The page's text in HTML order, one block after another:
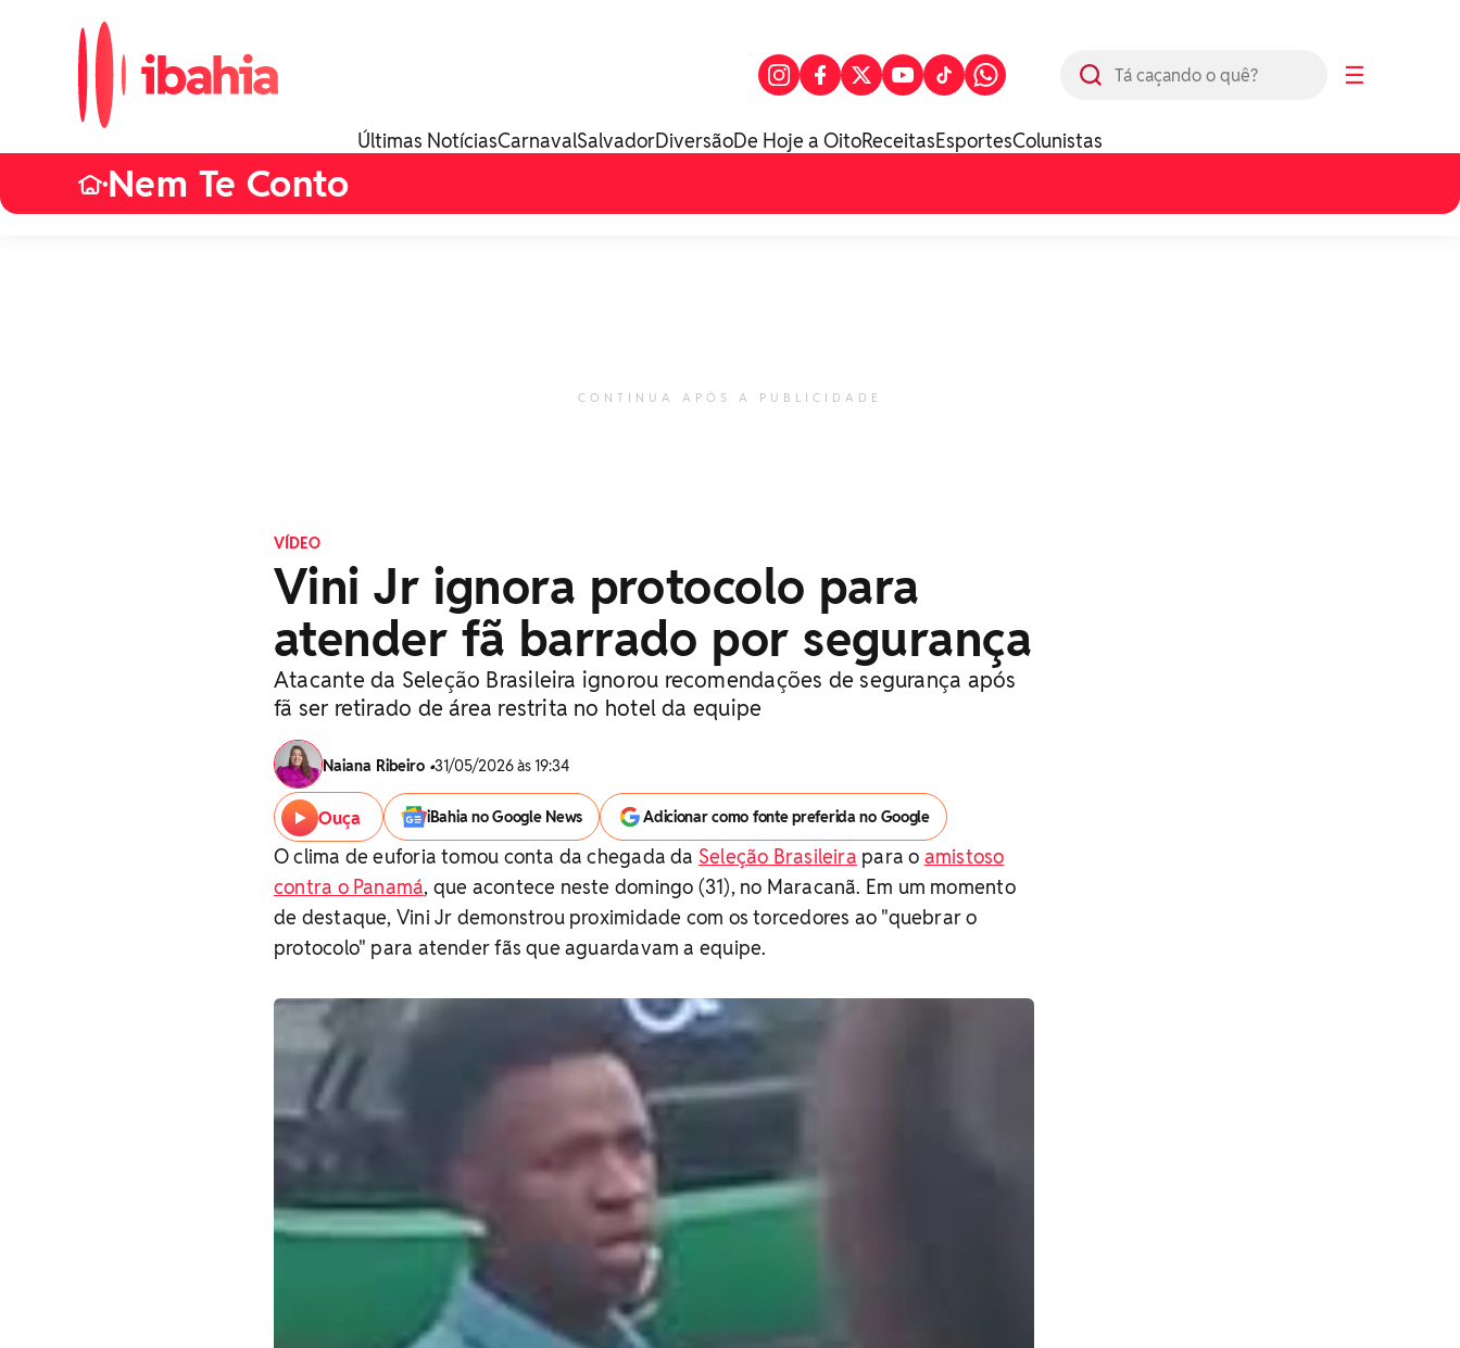
☰
Últimas NotíciasCarnavalSalvadorDiversãoDe Hoje a OitoReceitasEsportesColunistas
•Nem Te Conto
CONTINUA APÓS A PUBLICIDADE
VÍDEO
Vini Jr ignora protocolo para
atender fã barrado por segurança
Atacante da Seleção Brasileira ignorou recomendações de segurança após
fã ser retirado de área restrita no hotel da equipe
Naiana Ribeiro •31/05/2026 às 19:34
Ouça iBahia no Google News Adicionar como fonte preferida no Google
O clima de euforia tomou conta da chegada da Seleção Brasileira para o amistoso
contra o Panamá, que acontece neste domingo (31), no Maracanã. Em um momento
de destaque, Vini Jr demonstrou proximidade com os torcedores ao "quebrar o
protocolo" para atender fãs que aguardavam a equipe.